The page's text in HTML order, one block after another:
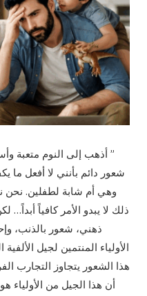
” أذهب إلى النوم متعبة
وهي أم شابة لطفلين. نحن
ذلك لا يبدو الأمر كافياً
ذهني، شعور بالذنب،
الأولياء المنتمين لجيل
هذا الشعور يتجاوز التجارب
أن هذا الجيل من الأولياء